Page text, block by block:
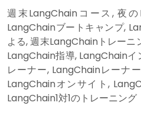
週末LangChainコース, 夜
LangChainブートキャンプ,
よる, 週末LangChainトレー
LangChain指導, LangChain
レーナー, LangChainレーナ
LangChainオンサイト,
LangChain1対1のトレーニング